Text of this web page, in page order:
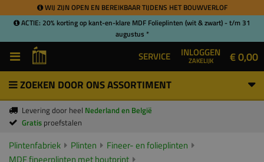
WIJ ZIJN OPEN EN BEREIKBAAR TIJDENS HET BOUWVERLOF
ACTIE: 20% korting op kant-en-klare MDF Folieplinten (wit & zwart) - t/m 31
augustus *
SERVICE INLOGGEN
ZAKELIJK € 0,00
ZOEKEN DOOR ONS ASSORTIMENT
Levering door heel Nederland en België
Gratis proefstalen
Plintenfabriek Plinten
Fineer- en folieplinten